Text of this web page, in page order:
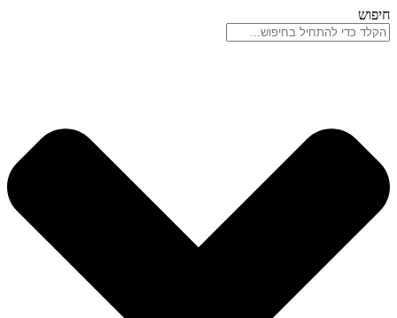
דלג
לתוכן
חיפוש